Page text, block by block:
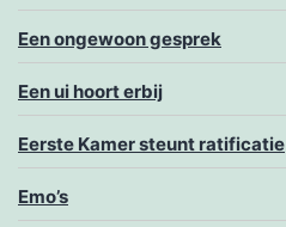
Een ongewoon gesprek
Een ui hoort erbij
Eerste Kamer steunt ratificatie
Emo’s